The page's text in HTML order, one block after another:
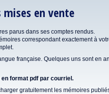
en vente
parus dans ses comptes rendus.
correspondant exactement à
française. Quelques uns sont en
format pdf par courriel.
gratuitement les mémoires